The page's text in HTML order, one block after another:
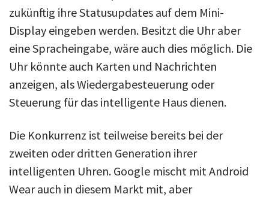
zukünftig ihre Statusupdates auf dem Mini-
Display eingeben werden. Besitzt die Uhr aber
eine Spracheingabe, wäre auch dies möglich. Die
Uhr könnte auch Karten und Nachrichten
anzeigen, als Wiedergabesteuerung oder
Steuerung für das intelligente Haus dienen.
Die Konkurrenz ist teilweise bereits bei der
zweiten oder dritten Generation ihrer
intelligenten Uhren. Google mischt mit Android
Wear auch in diesem Markt mit, aber